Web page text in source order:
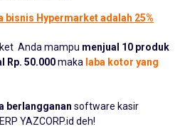
bisnis Hypermarket adalah 25%
Anda mampu menjual 10 produk
Rp. 50.000maka laba kotor yang
berlangganan software kasir
YAZCORP.id deh!